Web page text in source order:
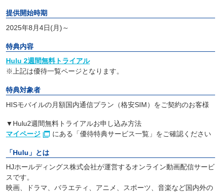
提供開始時期
2025年8月4日(月)～
特典内容
Hulu 2週間無料トライアル
※上記は優待一覧ページとなります。
特典対象者
HISモバイルの月額国内通信プラン（格安SIM）をご契約のお客様
▼Hulu2週間無料トライアルお申し込み方法
マイページ
にある「優待特典サービス一覧」をご確認ください
「Hulu」とは
HJホールディングス株式会社が運営するオンライン動画配信サービ
スです。
映画、ドラマ、バラエティ、アニメ、スポーツ、音楽など国内外の